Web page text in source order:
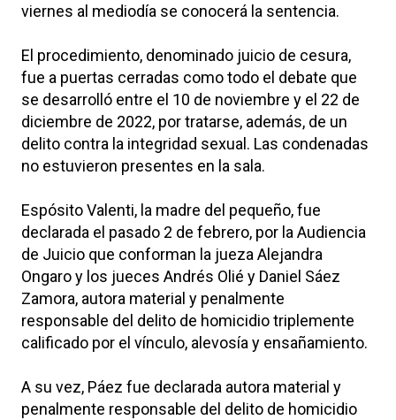
viernes al mediodía se conocerá la sentencia.
El procedimiento, denominado juicio de cesura,
fue a puertas cerradas como todo el debate que
se desarrolló entre el 10 de noviembre y el 22 de
diciembre de 2022, por tratarse, además, de un
delito contra la integridad sexual. Las condenadas
no estuvieron presentes en la sala.
Espósito Valenti, la madre del pequeño, fue
declarada el pasado 2 de febrero, por la Audiencia
de Juicio que conforman la jueza Alejandra
Ongaro y los jueces Andrés Olié y Daniel Sáez
Zamora, autora material y penalmente
responsable del delito de homicidio triplemente
calificado por el vínculo, alevosía y ensañamiento.
A su vez, Páez fue declarada autora material y
penalmente responsable del delito de homicidio